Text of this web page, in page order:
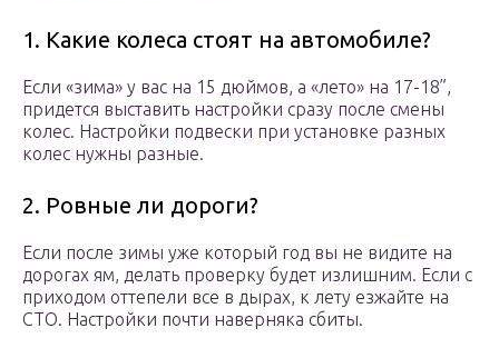
1. Какие колеса стоят на автомобиле?
Если «зима» у вас на 15 дюймов, а «лето» на 17-18”,
придется выставить настройки сразу после смены
колес. Настройки подвески при установке разных
колес нужны разные.
2. Ровные ли дороги?
Если после зимы уже который год вы не видите на
дорогах ям, делать проверку будет излишним. Если с
приходом оттепели все в дырах, к лету езжайте на
СТО. Настройки почти наверняка сбиты.